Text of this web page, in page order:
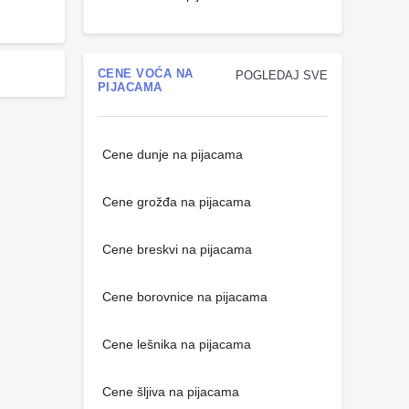
POGLEDAJ SVE
CENE VOĆA NA
PIJACAMA
Cene dunje na pijacama
Cene grožđa na pijacama
Cene breskvi na pijacama
Cene borovnice na pijacama
Cene lešnika na pijacama
Cene šljiva na pijacama